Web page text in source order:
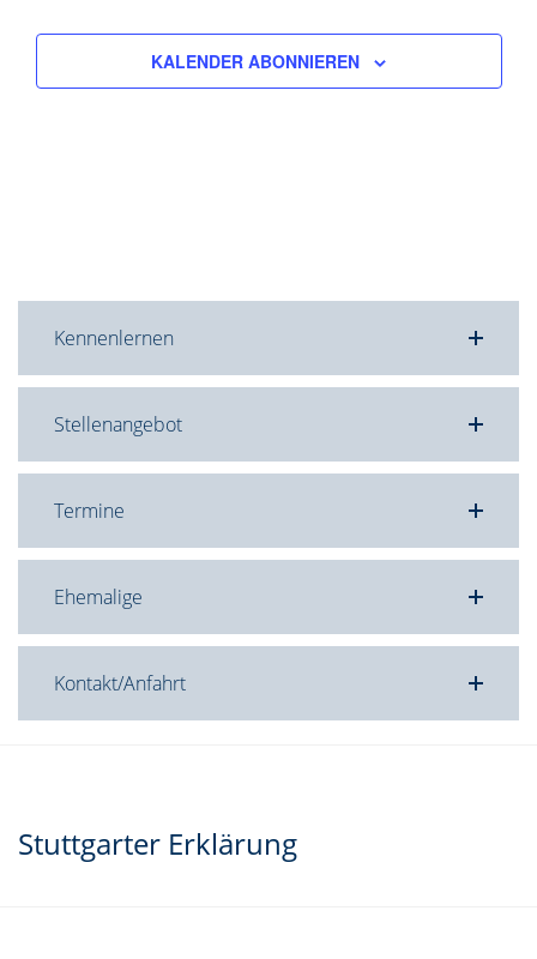
KALENDER ABONNIEREN
Kennenlernen
Stellenangebot
Termine
Ehemalige
Kontakt/Anfahrt
Stuttgarter Erklärung